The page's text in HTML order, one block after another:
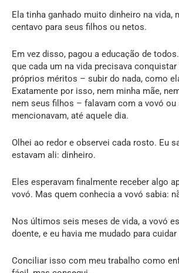
Ela tinha ganhado muito dinheiro na vida,
centavo para seus filhos ou netos.
Em vez disso, pagou a educação de
que cada um na vida precisava
próprios méritos – subir do nada, como
Exatamente por isso, nem minha mãe,
nem seus filhos – falavam com a vovó ou
mencionavam, até aquele dia.
Olhei ao redor e observei cada rosto. Eu
estavam ali: dinheiro.
Eles esperavam finalmente receber algo
vovó. Mas quem conhecia a vovó sabia:
Nos últimos seis meses de vida, a vovó
doente, e eu havia me mudado para cuidar
Conciliar isso com meu trabalho como